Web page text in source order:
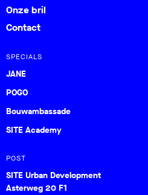
Onze bril
Contact
SPECIALS
JANE
POGO
Bouwambassade
SITE Academy
POST
SITE Urban Development
Asterweg 20 F1